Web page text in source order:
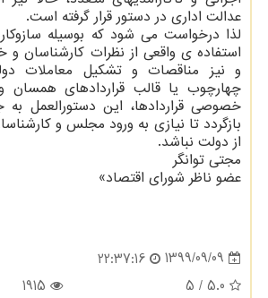
عدالت اداری در دستور قرار گرفته است.
لذا درخواست می شود که بوسیله
استفاده ی واقعی از نظرات کارشناسان و
و نیز مناقصات و تشکیل معاملات
چهارچوب یا قالب قراردادهای
خصوصی قراردادها، این دستورالعمل به
بازگردد تا نیازی به ورود مجلس و
از دولت نباشد.
مجتی توانگر
عضو ناظر شورای اقتصاد»
1399/09/09
22:37:16
5.0
/ 5
1915